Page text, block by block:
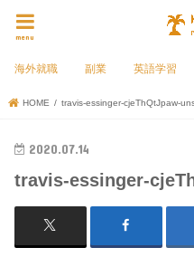
menu
海外就職 副業 英語学習
HOME travis-essinger-cjeThQtJpaw-
2020.07.14
travis-essinger-